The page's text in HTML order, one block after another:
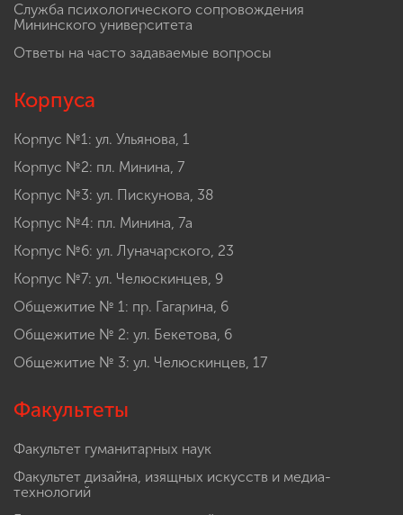
Служба психологического сопровождения
Мининского университета
Ответы на часто задаваемые вопросы
Корпуса
Корпус №1: ул. Ульянова, 1
Корпус №2: пл. Минина, 7
Корпус №3: ул. Пискунова, 38
Корпус №4: пл. Минина, 7а
Корпус №6: ул. Луначарского, 23
Корпус №7: ул. Челюскинцев, 9
Общежитие № 1: пр. Гагарина, 6
Общежитие № 2: ул. Бекетова, 6
Общежитие № 3: ул. Челюскинцев, 17
Факультеты
Факультет гуманитарных наук
Факультет дизайна, изящных искусств и медиа-
технологий